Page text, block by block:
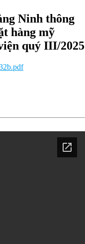
Ninh thông
hàng mỹ
quý III/2025